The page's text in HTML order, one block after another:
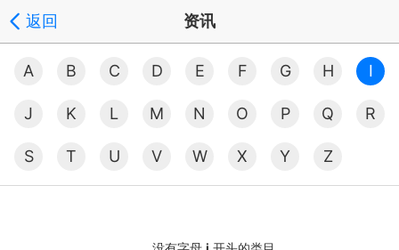
返回 资讯
A B C D E F G H I
J K L M N O P Q R
S T U V W X Y Z